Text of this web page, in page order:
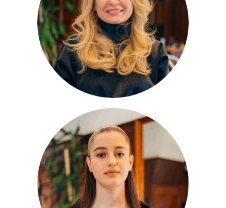
Monika
Assistentin
Fatma
Lehrling